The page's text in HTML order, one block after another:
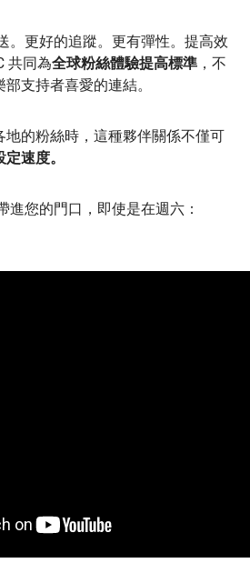
。更好的追蹤。更有彈性。提高效
共同為全球粉絲體驗提高標準 ，不
支持者喜愛的連結。
地的粉絲時，這種夥伴關係不僅可
速度。
進您的門口，即使是在週六：